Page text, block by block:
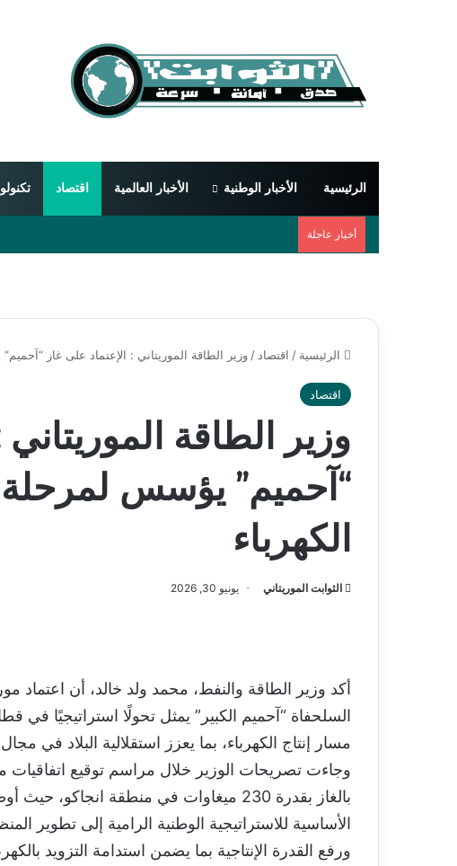
الرئيسية الأخبار الوطنية الأخبار العالمية اقتصاد
أخبار عاجلة
الرئيسية / اقتصاد / وزير الطاقة الموريتاني : الإعتماد على غاز
اقتصاد
وزير الطاقة
“آحميم” يؤسس لمرحلة
الكهرباء
الثوابت الموريتاني يونيو 30, 2026
أكد وزير الطاقة والنفط، محمد ولد خالد، أن اعتماد
السلحفاة “آحميم الكبير” يمثل تحولًا استراتيجيًا
مسار إنتاج الكهرباء، بما يعزز استقلالية البلاد في
وجاءت تصريحات الوزير خلال مراسم توقيع
بالغاز بقدرة 230 ميغاوات في منطقة
الأساسية للاستراتيجية الوطنية الرامية إلى تطوير
ورفع القدرة الإنتاجية بما يضمن استدامة التزويد